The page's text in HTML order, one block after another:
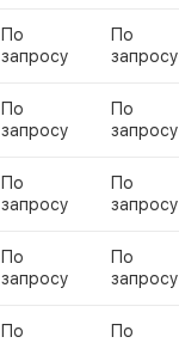
По
запросу
По
запросу
По
запросу
По
запросу
По
запросу
По
запросу
По
запросу
По
запросу
По
По